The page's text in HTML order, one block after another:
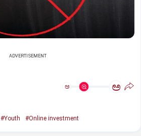
ADVERTISEMENT
ಅ ಅ
#Youth #Online investment